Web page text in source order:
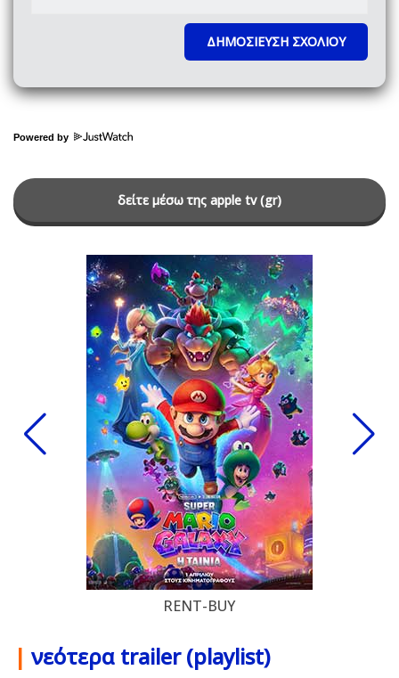
Powered by
δείτε μέσω της apple tv (gr)
RENT-BUY
| νεότερα trailer (playlist)